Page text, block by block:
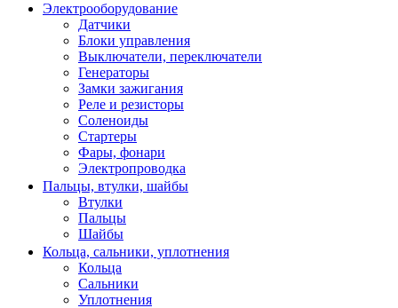
Электрооборудование
Датчики
Блоки управления
Выключатели, переключатели
Генераторы
Замки зажигания
Реле и резисторы
Соленоиды
Стартеры
Фары, фонари
Электропроводка
Пальцы, втулки, шайбы
Втулки
Пальцы
Шайбы
Кольца, сальники, уплотнения
Кольца
Сальники
Уплотнения